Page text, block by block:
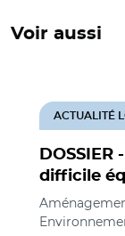
Voir aussi
difficile
ACTUALITÉ